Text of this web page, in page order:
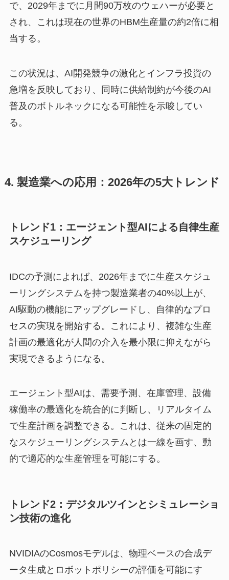
で、2029年までに月間90万枚のウェハーが必要と
され、これは現在の世界のHBM生産量の約2倍に相
当する。
この状況は、AI開発競争の激化とインフラ投資の
急増を反映しており、同時に供給制約が今後のAI
普及のボトルネックになる可能性を示唆してい
る。
4. 製造業への応用：2026年の5大トレンド
トレンド1：エージェント型AIによる自律生産
スケジューリング
IDCの予測によれば、2026年までに生産スケジュ
ーリングシステムを持つ製造業者の40%以上が、
AI駆動の機能にアップグレードし、自律的なプロ
セスの実現を開始する。これにより、複雑な生産
計画の最適化が人間の介入を最小限に抑えながら
実現できるようになる。
エージェント型AIは、需要予測、在庫管理、設備
稼働率の最適化を統合的に判断し、リアルタイム
で生産計画を調整できる。これは、従来の固定的
なスケジューリングシステムとは一線を画す、動
的で適応的な生産管理を可能にする。
トレンド2：デジタルツインとシミュレーショ
ン技術の進化
NVIDIAのCosmosモデルは、物理ベースの合成デ
ータ生成とロボットポリシーの評価を可能にす